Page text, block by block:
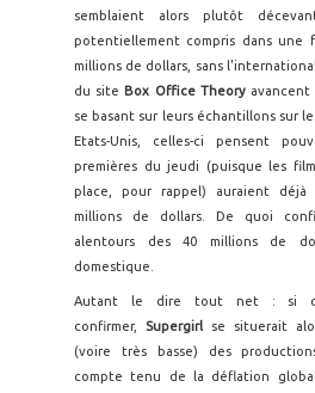
semblaient alors plutôt
potentiellement compris dans une
millions de dollars, sans
du site Box Office Theoryavancent
se basant sur leurs échantillons sur
Etats-Unis, celles-ci pensent
premières du jeudi (puisque les
place, pour rappel) auraient déjà
millions de dollars. De quoi
alentours des 40 millions de
domestique.
Autant le dire tout net : si
confirmer, Supergirlse situerait
(voire très basse) des
compte tenu de la déflation